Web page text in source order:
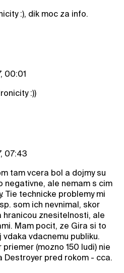
:), dik moc za info.
00:01
:))
07:43
tam vcera bol a dojmy su
negativne, ale nemam s cim
Tie technicke problemy mi
som ich nevnimal, skor
hranicou znesitelnosti, ale
Mam pocit, ze Gira si to
vdaka vdacnemu publiku.
(mozno 150 ludi) nie
Destroyer pred rokom - cca.